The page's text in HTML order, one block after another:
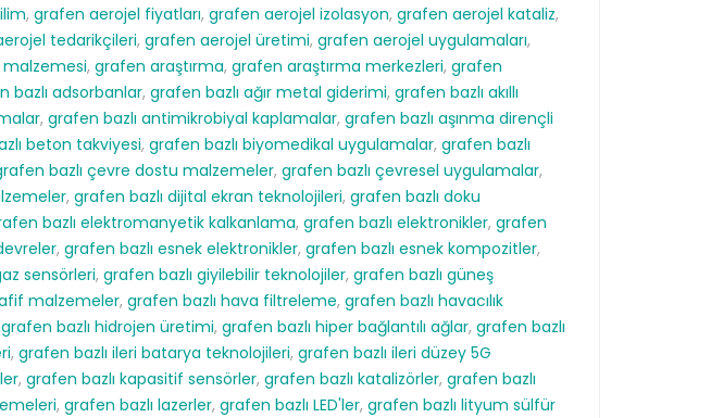
, grafen aerojel fiyatları, grafen aerojel izolasyon, grafen aerojel kataliz,
tedarikçileri, grafen aerojel üretimi, grafen aerojel uygulamaları,
, grafen araştırma, grafen araştırma merkezleri, grafen
bazlı adsorbanlar, grafen bazlı ağır metal giderimi, grafen bazlı akıllı
, grafen bazlı antimikrobiyal kaplamalar, grafen bazlı aşınma dirençli
beton takviyesi, grafen bazlı biyomedikal uygulamalar, grafen bazlı
bazlı çevre dostu malzemeler, grafen bazlı çevresel uygulamalar,
, grafen bazlı dijital ekran teknolojileri, grafen bazlı doku
bazlı elektromanyetik kalkanlama, grafen bazlı elektronikler, grafen
, grafen bazlı esnek elektronikler, grafen bazlı esnek kompozitler,
sensörleri, grafen bazlı giyilebilir teknolojiler, grafen bazlı güneş
malzemeler, grafen bazlı hava filtreleme, grafen bazlı havacılık
grafen bazlı hidrojen üretimi, grafen bazlı hiper bağlantılı ağlar, grafen bazlı
, grafen bazlı ileri batarya teknolojileri, grafen bazlı ileri düzey 5G
, grafen bazlı kapasitif sensörler, grafen bazlı katalizörler, grafen bazlı
, grafen bazlı lazerler, grafen bazlı LED'ler, grafen bazlı lityum sülfür